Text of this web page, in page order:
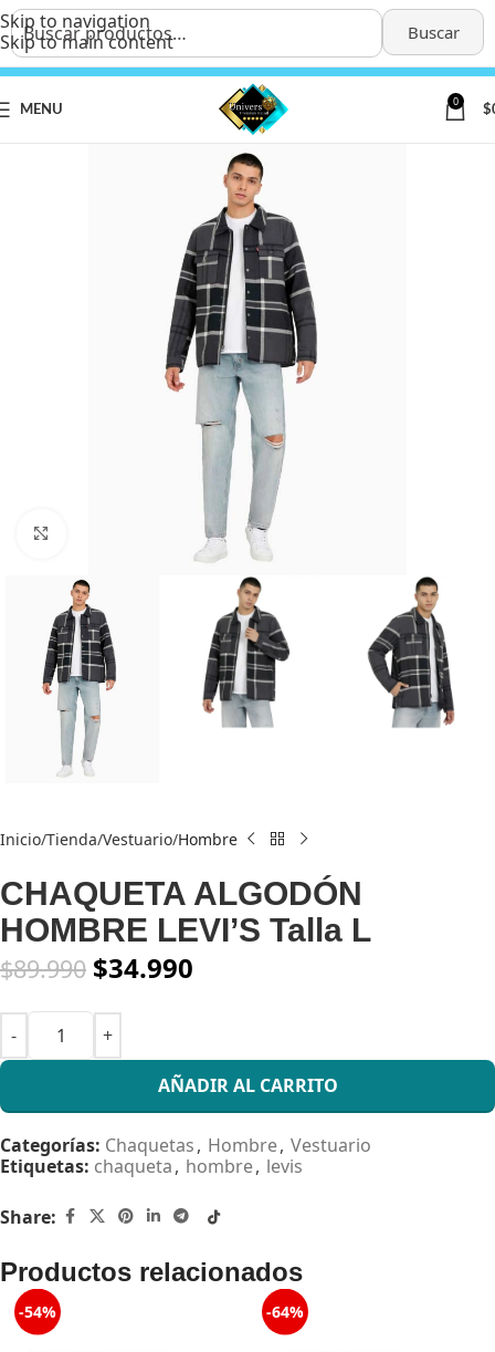
Buscar
Skip to navigation
Skip to main content
MENU
0
$
Inicio Tienda Vestuario Hombre
CHAQUETA ALGODÓN
HOMBRE LEVI’S Talla L
$89.990 $34.990
AÑADIR AL CARRITO
Categorías: Chaquetas, Hombre, Vestuario
Etiquetas: chaqueta, hombre, levis
Share:
Productos relacionados
-54% -64%